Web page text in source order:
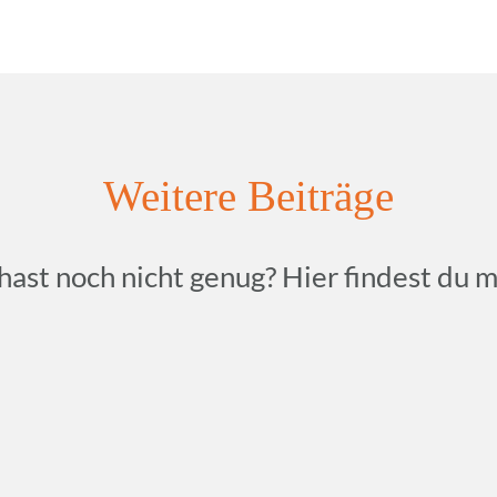
Weitere Beiträge
noch nicht genug? Hier findest du